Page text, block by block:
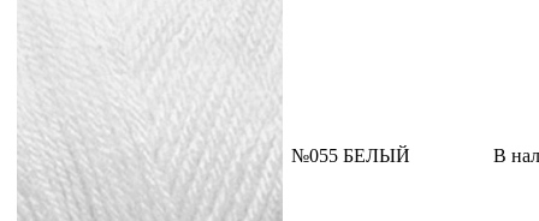
№055 БЕЛЫЙ В